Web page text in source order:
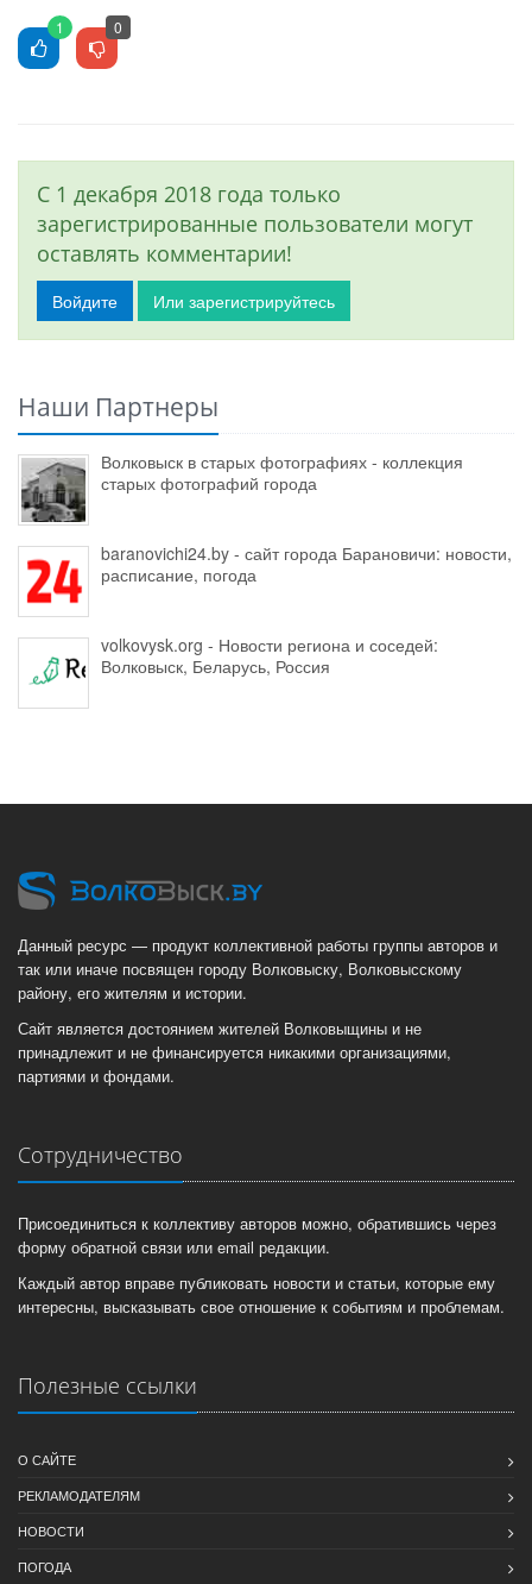
1 0
С 1 декабря 2018 года только
зарегистрированные пользователи могут
оставлять комментарии!
Войдите Или зарегистрируйтесь
Наши Партнеры
Волковыск в старых фотографиях - коллекция
старых фотографий города
baranovichi24.by - сайт города Барановичи: новости,
расписание, погода
volkovysk.org - Новости региона и соседей:
Волковыск, Беларусь, Россия
Данный ресурс — продукт коллективной работы группы авторов и
так или иначе посвящен городу Волковыску, Волковысскому
району, его жителям и истории.
Сайт является достоянием жителей Волковыщины и не
принадлежит и не финансируется никакими организациями,
партиями и фондами.
Сотрудничество
Присоединиться к коллективу авторов можно, обратившись через
форму обратной связи или email редакции.
Каждый автор вправе публиковать новости и статьи, которые ему
интересны, высказывать свое отношение к событиям и проблемам.
Полезные ссылки
О САЙТЕ
РЕКЛАМОДАТЕЛЯМ
НОВОСТИ
ПОГОДА